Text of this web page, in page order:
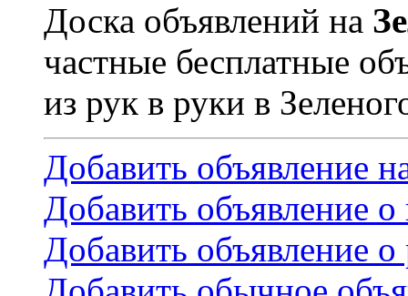
Доска объявлений на
частные бесплатные
из рук в руки в
Добавить объявление
Добавить объявление
Добавить объявление о